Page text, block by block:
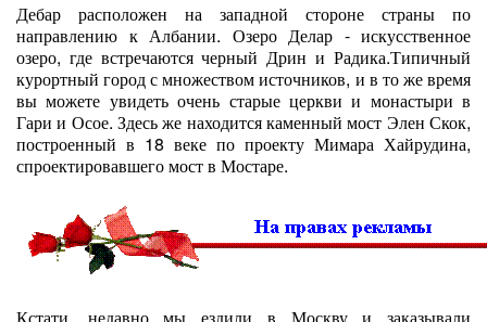
Дебар расположен на западной стороне страны по
направлению к Албании. Озеро Делар - искусственное
озеро, где встречаются черный Дрин и Радика.Типичный
курортный город с множеством источников, и в то же время
вы можете увидеть очень старые церкви и монастыри в
Гари и Осое. Здесь же находится каменный мост Элен Скок,
построенный в 18 веке по проекту Мимара Хайрудина,
спроектировавшего мост в Мостаре.